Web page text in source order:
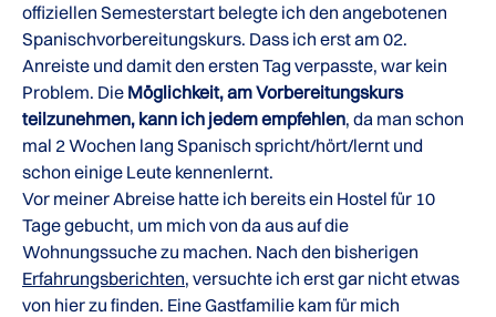
offiziellen Semesterstart belegte ich den angebotenen
Spanischvorbereitungskurs. Dass ich erst am 02.
Anreiste und damit den ersten Tag verpasste, war kein
Problem. Die Möglichkeit, am Vorbereitungskurs
teilzunehmen, kann ich jedem empfehlen, da man schon
mal 2 Wochen lang Spanisch spricht/hört/lernt und
schon einige Leute kennenlernt.
Vor meiner Abreise hatte ich bereits ein Hostel für 10
Tage gebucht, um mich von da aus auf die
Wohnungssuche zu machen. Nach den bisherigen
Erfahrungsberichten, versuchte ich erst gar nicht etwas
von hier zu finden. Eine Gastfamilie kam für mich